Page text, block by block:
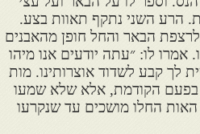
הרע השני נתקף תאוות בצע.
הבאר והחל חופן מהאבנים
אמרו לו: ״עתה יודעים אנו מיהו
לך קבע לשדוד אוצרותינו. מות
בפעם הקודמת, אלא שלא שמעו
האות החלו מושכים עד שנקרעו